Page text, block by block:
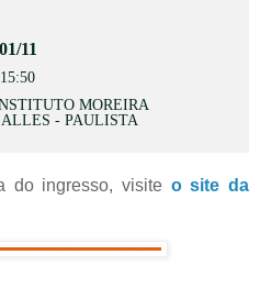
01/11
15:50
MOREIRA
- PAULISTA
do ingresso, visite o site da